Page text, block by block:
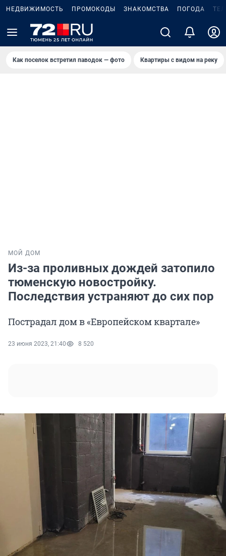
НЕДВИЖИМОСТЬ ПРОМОКОДЫ ЗНАКОМСТВА ПОГОДА
Как поселок встретил паводок — фото Квартиры с видом на реку
МОЙ ДОМ
Из-за проливных дождей затопило
тюменскую новостройку.
Последствия устраняют до сих пор
Пострадал дом в «Европейском квартале»
23 июня 2023, 21:40 8 520